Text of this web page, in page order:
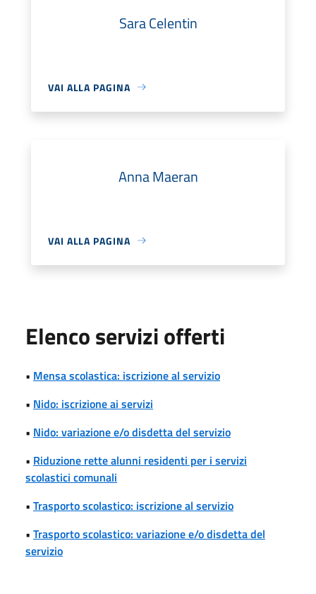
Sara Celentin
VAI ALLA PAGINA
Anna Maeran
VAI ALLA PAGINA
Elenco servizi offerti
• Mensa scolastica: iscrizione al servizio
• Nido: iscrizione ai servizi
• Nido: variazione e/o disdetta del servizio
• Riduzione rette alunni residenti per i servizi
scolastici comunali
• Trasporto scolastico: iscrizione al servizio
• Trasporto scolastico: variazione e/o disdetta del
servizio